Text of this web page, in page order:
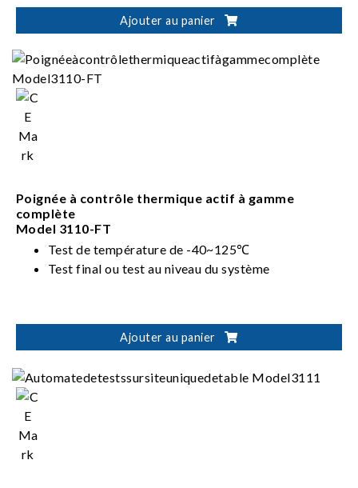
Auto tray loading/unloading and device sorting
Ajouter au panier
Poignée à contrôle thermique actif à gamme
complète
Model 3110-FT
Test de température de -40~125℃
Test final ou test au niveau du système
Ajouter au panier